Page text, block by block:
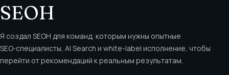
SEOH
Я создал SEOH для команд, которым нужны опытные
SEO‑специалисты, AI Search и white-label исполнение, чтобы
перейти от рекомендаций к реальным результатам.